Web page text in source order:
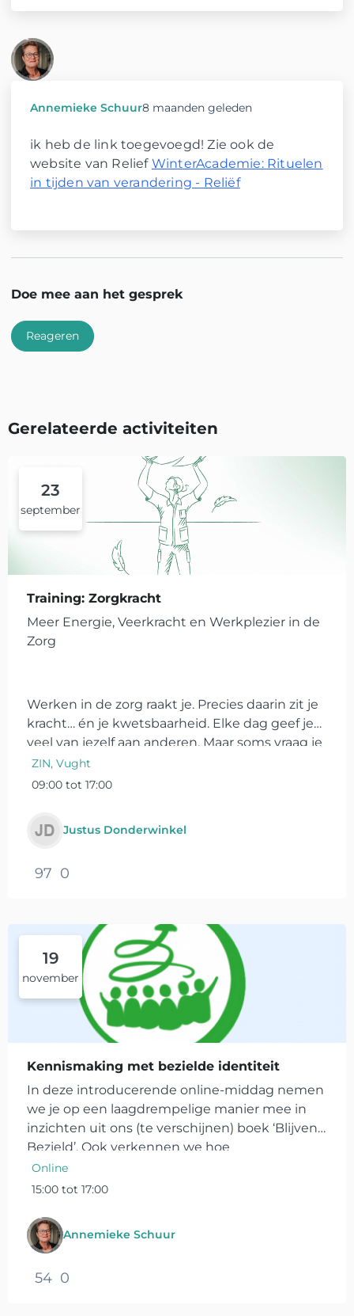
Annemieke Schuur8 maanden geleden
ik heb de link toegevoegd! Zie ook de
website van Relief WinterAcademie: Rituelen
in tijden van verandering - Reliëf
Doe mee aan het gesprek
Reageren
Gerelateerde activiteiten
23
september
Training: Zorgkracht
Meer Energie, Veerkracht en Werkplezier in de
Zorg
Werken in de zorg raakt je. Precies daarin zit je
kracht… én je kwetsbaarheid. Elke dag geef je
veel van jezelf aan anderen. Maar soms vraag je
je af: geef ik niet te veel… en laad ik...
ZIN, Vught
09:00 tot 17:00
Justus Donderwinkel
97 0
19
november
Kennismaking met bezielde identiteit
In deze introducerende online-middag nemen
we je op een laagdrempelige manier mee in
inzichten uit ons (te verschijnen) boek ‘Blijvend
Bezield’. Ook verkennen we hoe
psychologische en sociologische inzichten over
hechting, (groeps)vorming en...
Online
15:00 tot 17:00
Annemieke Schuur
54 0